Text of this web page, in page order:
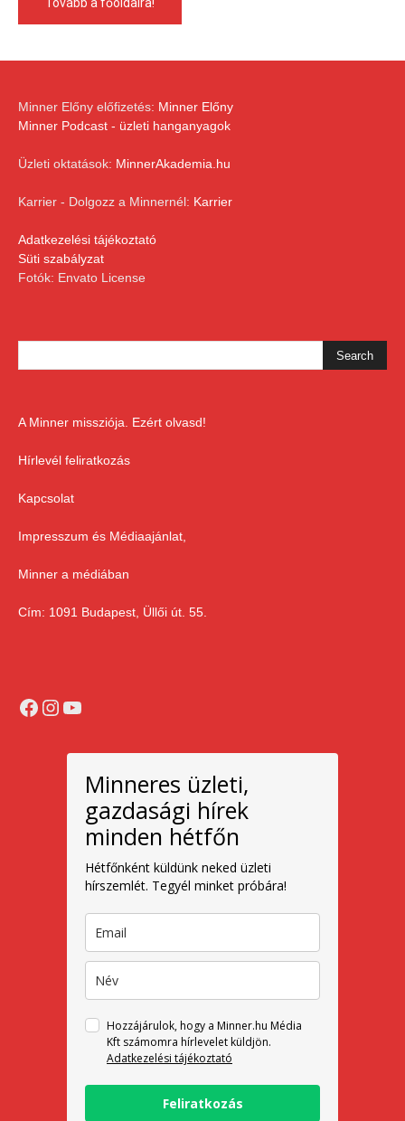
Minner Előny előfizetés: Minner Előny
Minner Podcast - üzleti hanganyagok
Üzleti oktatások: MinnerAkademia.hu
Karrier - Dolgozz a Minnernél: Karrier
Adatkezelési tájékoztató
Süti szabályzat
Fotók: Envato License
A Minner missziója. Ezért olvasd!
Hírlevél feliratkozás
Kapcsolat
Impresszum és Médiaajánlat,
Minner a médiában
Cím: 1091 Budapest, Üllői út. 55.
Facebook
Instagram
YouTube
Minneres üzleti,
gazdasági hírek
minden hétfőn
Hétfőnként küldünk neked üzleti
hírszemlét. Tegyél minket próbára!
Hozzájárulok, hogy a Minner.hu Média
Kft számomra hírlevelet küldjön.
Adatkezelési tájékoztató
Feliratkozás